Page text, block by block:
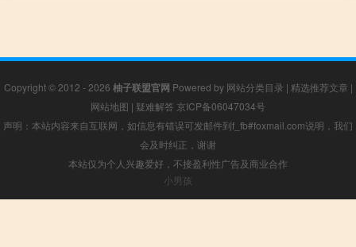
Copyright © 2012 - 2026 柚子联盟官网 Powered by 网站分类目录 | 精选推荐文章 |
网站地图 | 疑难解答 京ICP备06047034号
声明：本站内容来自互联网，如信息有错误可发邮件到f_fb#foxmail.com说明，我们
会及时纠正，谢谢
本站仅为个人兴趣爱好，不接盈利性广告及商业合作
小男孩